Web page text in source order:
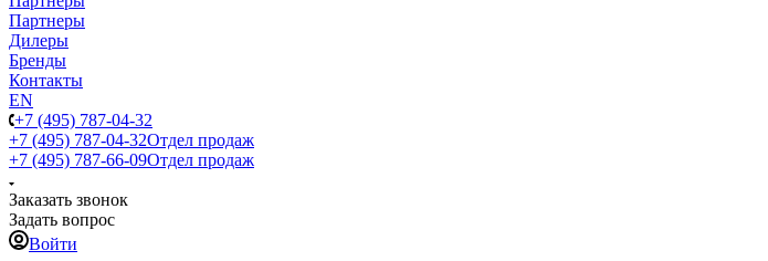
Партнеры
Дилеры
Бренды
Контакты
EN
+7 (495) 787-04-32
+7 (495) 787-04-32Отдел продаж
+7 (495) 787-66-09Отдел продаж
Заказать звонок
Задать вопрос
Войти